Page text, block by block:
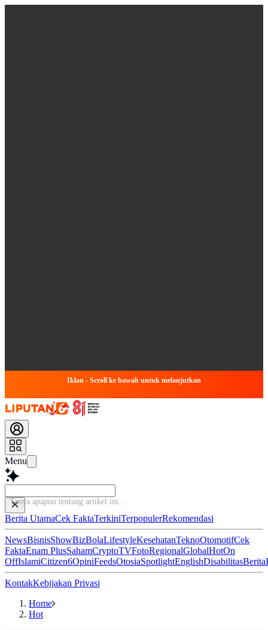
Iklan - Scroll ke bawah untuk melanjutkan
Menu
Baca l
Berita UtamaCek FaktaTerkiniTerpopulerRekomendasi
NewsBisnisShowBizBolaLifestyleKesehatanTeknoOtomotifCek
FaktaEnam PlusSahamCryptoTVFotoRegionalGlobalHotOn
OffIslamiCitizen6OpiniFeedsOtosiaSpotlightEnglishDisabilitasBerita
KontakKebijakan Privasi
Home
Hot